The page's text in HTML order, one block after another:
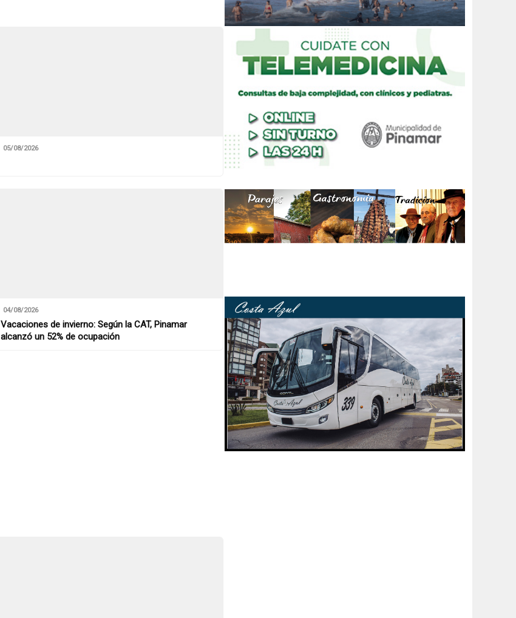
05/08/2026
04/08/2026
Vacaciones de invierno: Según la CAT, Pinamar
alcanzó un 52% de ocupación